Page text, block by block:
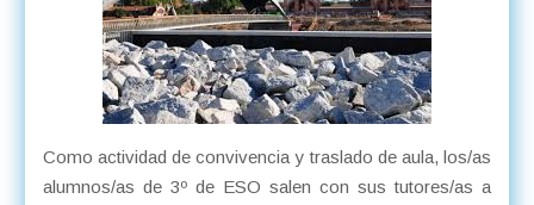
Como actividad de convivencia y traslado de aula, los/as
alumnos/as de 3º de ESO salen con sus tutores/as a